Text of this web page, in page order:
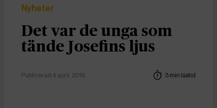
Nyheter
Det var de unga som
tände Josefins ljus
Publicerad 4 april, 2019 3 min lästid